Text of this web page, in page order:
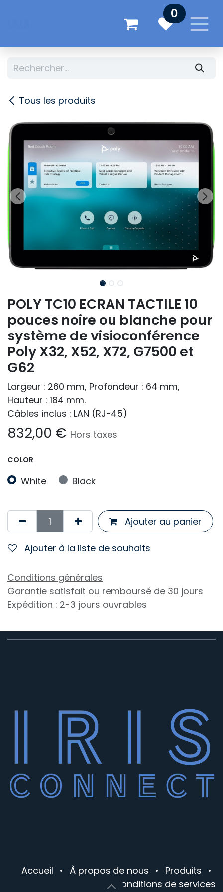
0
Tous les produits
POLY TC10 ECRAN TACTILE 10
pouces noire ou blanche pour
système de visioconférence
Poly X32, X52, X72, G7500 et
G62
Largeur : 260 mm, Profondeur : 64 mm,
Hauteur : 184 mm.
Câbles inclus : LAN (RJ-45)
832,00 € Hors taxes
COLOR
White Black
Ajouter au panier
Ajouter à la liste de souhaits
Conditions générales
Garantie satisfait ou remboursé de 30 jours
Expédition : 2-3 jours ouvrables
Accueil • À propos de nous • Produits •
Conditions de services